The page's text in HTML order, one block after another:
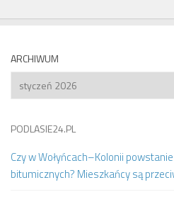
ARCHIWUM
Archiwum
PODLASIE24.PL
Czy w Wołyńcach–Kolonii
bitumicznych? Mieszkańcy są